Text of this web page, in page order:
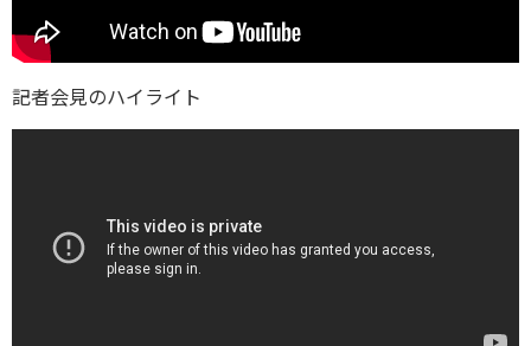
記者会見のハイライト